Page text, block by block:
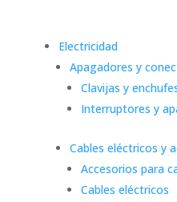
Electricidad
Apagadores y
Clavijas y
Interruptores y
Cables eléctricos y
Accesorios para
Cables eléctricos